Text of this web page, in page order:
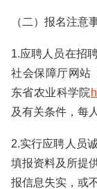
（二）报名注意
1.应聘人员在招
社会保障厅网站
东省农业科学院
及有关条件，每
2.实行应聘人员
填报资料及所提
报信息失实，或